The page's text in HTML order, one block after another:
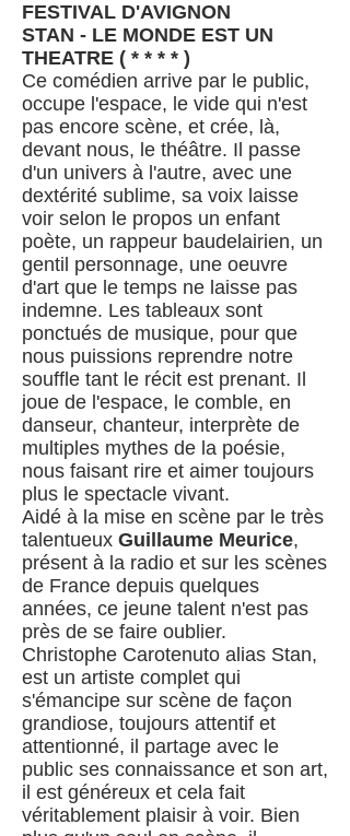
FESTIVAL D'AVIGNON
STAN - LE MONDE EST UN
THEATRE ( * * * * )
Ce comédien arrive par le public,
occupe l'espace, le vide qui n'est
pas encore scène, et crée, là,
devant nous, le théâtre. Il passe
d'un univers à l'autre, avec une
dextérité sublime, sa voix laisse
voir selon le propos un enfant
poète, un rappeur baudelairien, un
gentil personnage, une oeuvre
d'art que le temps ne laisse pas
indemne. Les tableaux sont
ponctués de musique, pour que
nous puissions reprendre notre
souffle tant le récit est prenant. Il
joue de l'espace, le comble, en
danseur, chanteur, interprète de
multiples mythes de la poésie,
nous faisant rire et aimer toujours
plus le spectacle vivant.
Aidé à la mise en scène par le très
talentueux Guillaume Meurice,
présent à la radio et sur les scènes
de France depuis quelques
années, ce jeune talent n'est pas
près de se faire oublier.
Christophe Carotenuto alias Stan,
est un artiste complet qui
s'émancipe sur scène de façon
grandiose, toujours attentif et
attentionné, il partage avec le
public ses connaissance et son art,
il est généreux et cela fait
véritablement plaisir à voir. Bien